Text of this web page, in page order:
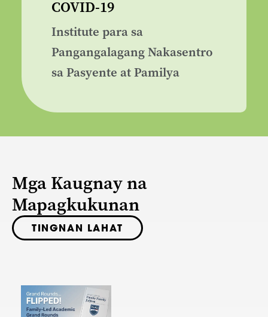
COVID-19
Institute para sa
Pangangalagang Nakasentro
sa Pasyente at Pamilya
Mga Kaugnay na
Mapagkukunan
TINGNAN LAHAT